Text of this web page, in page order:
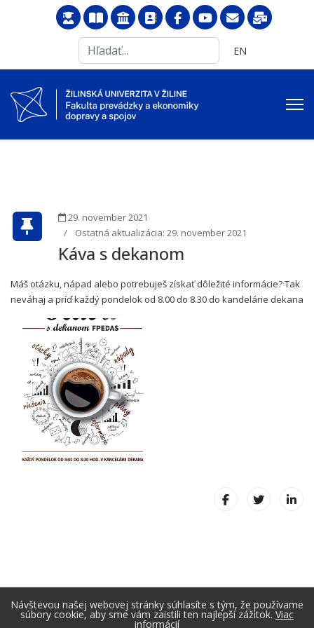
...
Vyberte váš jazyk
EN
29. november 2021
Ostatná aktualizácia: 29. november 2021
Káva s dekanom
Máš otázku, nápad alebo potrebuješ získať dôležité informácie? Tak
neváhaj a príď každý pondelok od 8.00 do 8.30 do kandelárie dekana
Návštevou našej webovej stránky súhlasíte s tým, že používame
súbory cookie, aby sme vám zaistili ten najlepší zážitok. Viac
informácií